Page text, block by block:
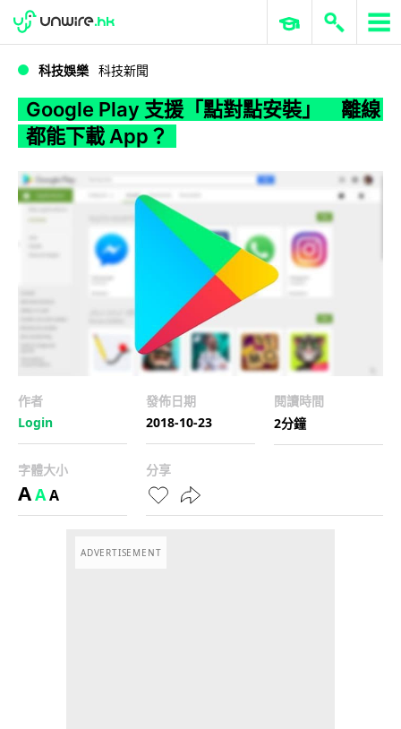
WWDC 2026 ERP 與商業 AI
科技娛樂 科技新聞
Google Play 支援「點對點安裝」 離線
都能下載 App？
作者
Login
發佈日期
2018-10-23
閱讀時間
2分鐘
字體大小
AAA
分享
ADVERTISEMENT